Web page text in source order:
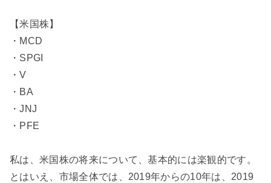
【米国株】
・MCD
・SPGI
・V
・BA
・JNJ
・PFE
私は、米国株の将来について、基本的には楽観的です。
とはいえ、市場全体では、2019年からの10年は、2019